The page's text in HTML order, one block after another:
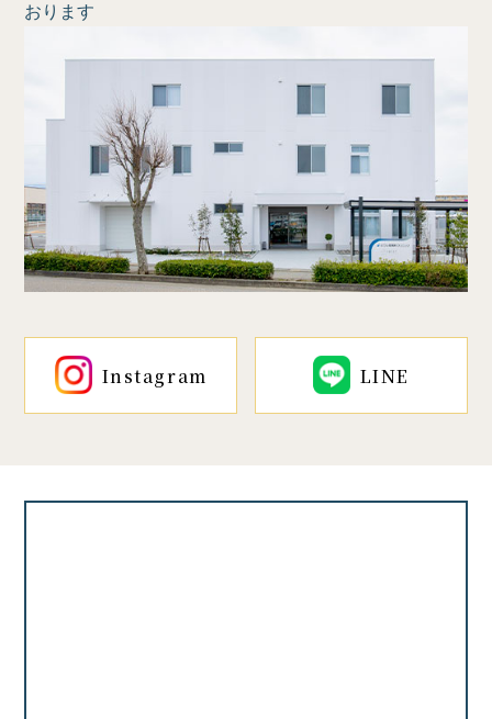
おります
Instagram LINE